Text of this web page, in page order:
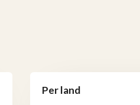
Per land